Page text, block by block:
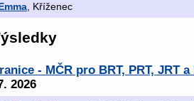
, Kříženec
- MČR pro BRT, PRT, JRT
2026